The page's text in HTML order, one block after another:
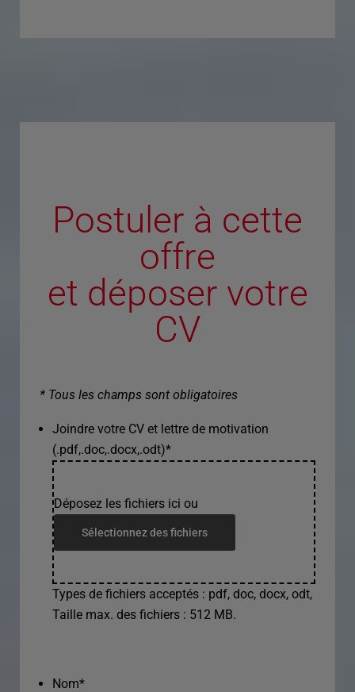
Postuler à cette
offre
et déposer votre
CV
* Tous les champs sont obligatoires
Joindre votre CV et lettre de motivation
(.pdf,.doc,.docx,.odt)*
Déposez les fichiers ici ou
Sélectionnez des fichiers
Types de fichiers acceptés : pdf, doc, docx, odt,
Taille max. des fichiers : 512 MB.
Nom*